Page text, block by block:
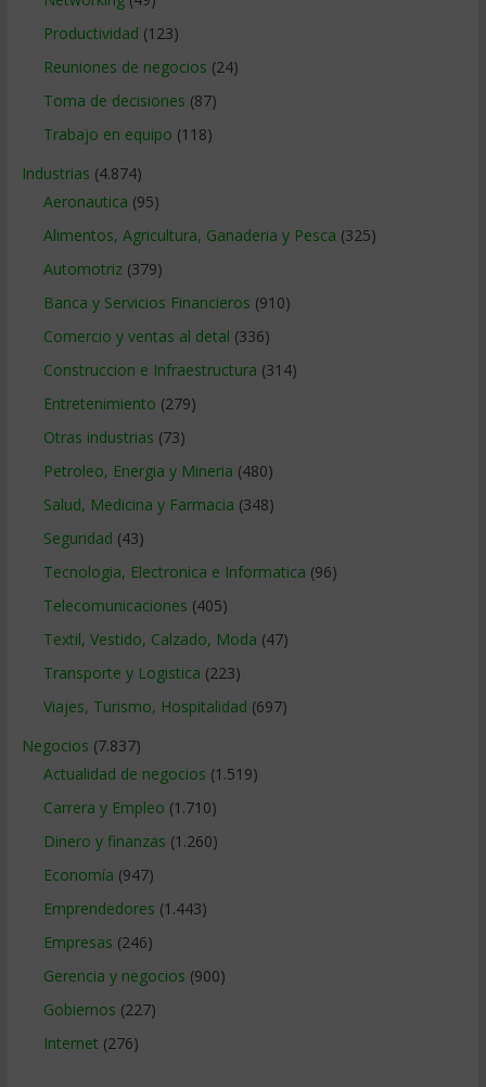
Productividad (123)
Reuniones de negocios (24)
Toma de decisiones (87)
Trabajo en equipo (118)
Industrias (4.874)
Aeronautica (95)
Alimentos, Agricultura, Ganaderia y Pesca (325)
Automotriz(379)
Banca y Servicios Financieros (910)
Comercio y ventas al detal (336)
Construccion e Infraestructura (314)
Entretenimiento (279)
Otras industrias (73)
Petroleo, Energia y Mineria (480)
Salud, Medicina y Farmacia (348)
Seguridad (43)
Tecnologia, Electronica e Informatica (96)
Telecomunicaciones (405)
Textil, Vestido, Calzado, Moda (47)
Transporte y Logistica (223)
Viajes, Turismo, Hospitalidad (697)
Negocios (7.837)
Actualidad de negocios (1.519)
Carrera y Empleo (1.710)
Dinero y finanzas (1.260)
Economía (947)
Emprendedores (1.443)
Empresas (246)
Gerencia y negocios (900)
Gobiernos (227)
Internet (276)